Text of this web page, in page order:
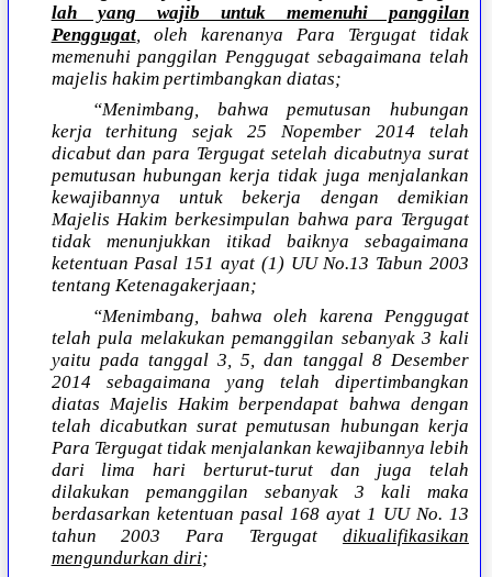
lah yang wajib untuk memenuhi panggilan
Penggugat, oleh karenanya Para Tergugat tidak
memenuhi panggilan Penggugat sebagaimana telah
majelis hakim pertimbangkan diatas;
“Menimbang, bahwa pemutusan hubungan
kerja terhitung sejak 25 Nopember 2014 telah
dicabut dan para Tergugat setelah dicabutnya surat
pemutusan hubungan kerja tidak juga menjalankan
kewajibannya untuk bekerja dengan demikian
Majelis Hakim berkesimpulan bahwa para Tergugat
tidak menunjukkan itikad baiknya sebagaimana
ketentuan Pasal 151 ayat (1) UU No.13 Tabun 2003
tentang Ketenagakerjaan;
“Menimbang, bahwa oleh karena Penggugat
telah pula melakukan pemanggilan sebanyak 3 kali
yaitu pada tanggal 3, 5, dan tanggal 8 Desember
2014 sebagaimana yang telah dipertimbangkan
diatas Majelis Hakim berpendapat bahwa dengan
telah dicabutkan surat pemutusan hubungan kerja
Para Tergugat tidak menjalankan kewajibannya lebih
dari lima hari berturut-turut dan juga telah
dilakukan pemanggilan sebanyak 3 kali maka
berdasarkan ketentuan pasal 168 ayat 1 UU No. 13
tahun 2003 Para Tergugat dikualifikasikan
mengundurkan diri;